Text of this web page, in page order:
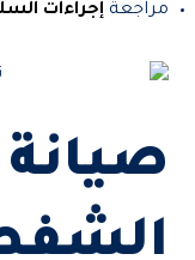
مراجعةإجراءات